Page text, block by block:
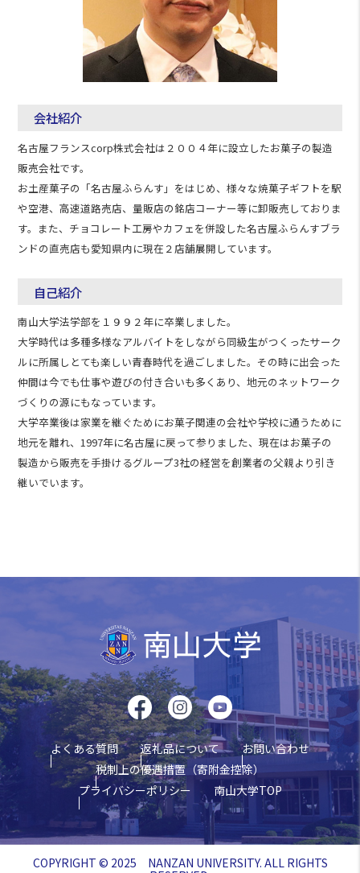
会社紹介
名古屋フランスcorp株式会社は２００４年に設立したお菓子の製造
販売会社です。
お土産菓子の「名古屋ふらんす」をはじめ、様々な焼菓子ギフトを駅
や空港、高速道路売店、量販店の銘店コーナー等に卸販売しておりま
す。また、チョコレート工房やカフェを併設した名古屋ふらんすブラ
ンドの直売店も愛知県内に現在２店舗展開しています。
自己紹介
南山大学法学部を１９９２年に卒業しました。
大学時代は多種多様なアルバイトをしながら同級生がつくったサーク
ルに所属しとても楽しい青春時代を過ごしました。その時に出会った
仲間は今でも仕事や遊びの付き合いも多くあり、地元のネットワーク
づくりの源にもなっています。
大学卒業後は家業を継ぐためにお菓子関連の会社や学校に通うために
地元を離れ、1997年に名古屋に戻って参りました、現在はお菓子の
製造から販売を手掛けるグループ3社の経営を創業者の父親より引き
継いでいます。
よくある質問 返礼品について
お問い合わせ
税制上の優遇措置（寄附金控除）
プライバシーポリシー
南山大学TOP
COPYRIGHT © 2025 NANZAN UNIVERSITY. ALL RIGHTS